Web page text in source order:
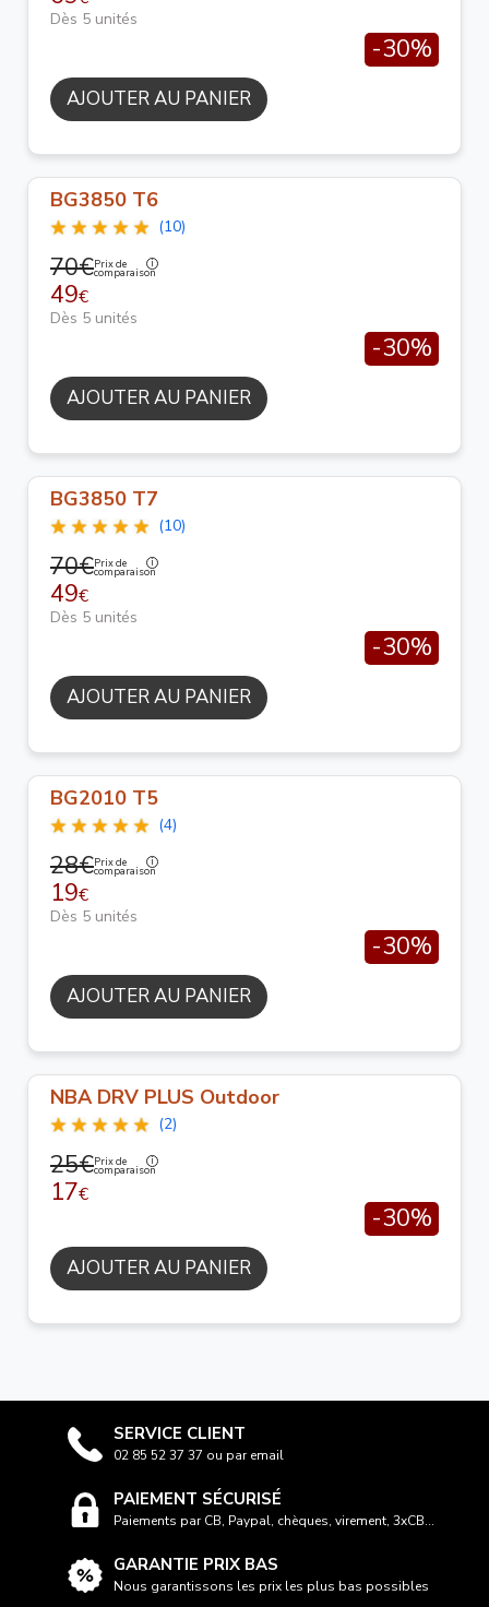
Dès 5 unités
-30%
AJOUTER AU PANIER
BG3850 T6
(10)
70€Prix de
comparaison
49€
Dès 5 unités
-30%
AJOUTER AU PANIER
BG3850 T7
(10)
70€Prix de
comparaison
49€
Dès 5 unités
-30%
AJOUTER AU PANIER
BG2010 T5
(4)
28€Prix de
comparaison
19€
Dès 5 unités
-30%
AJOUTER AU PANIER
NBA DRV PLUS Outdoor
(2)
25€Prix de
comparaison
17€
-30%
AJOUTER AU PANIER
SERVICE CLIENT
02 85 52 37 37 ou par email
PAIEMENT SÉCURISÉ
Paiements par CB, Paypal, chèques, virement, 3xCB...
GARANTIE PRIX BAS
Nous garantissons les prix les plus bas possibles